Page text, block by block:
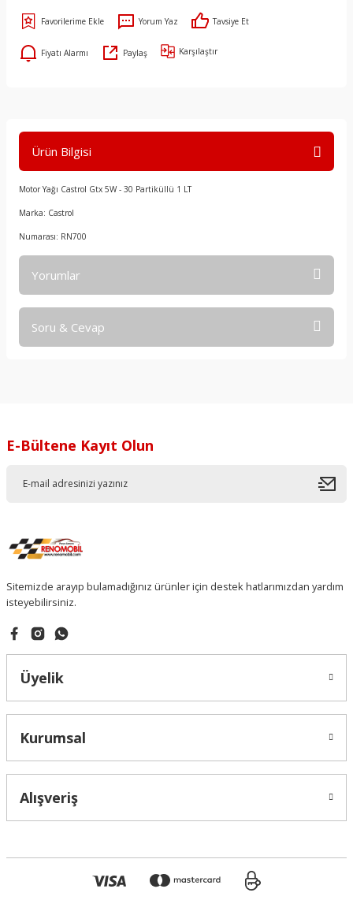
Yorum Yaz Tavsiye Et
Fiyatı Alarmı Paylaş Karşılaştır
Ürün Bilgisi
Motor Yağı Castrol Gtx 5W - 30 Partiküllü 1 LT
Marka: Castrol
Numarası: RN700
Yorumlar
Soru & Cevap
E-Bültene Kayıt Olun
Sitemizde arayıp bulamadığınız ürünler için destek hatlarımızdan yardım
isteyebilirsiniz.
Üyelik
Kurumsal
Alışveriş